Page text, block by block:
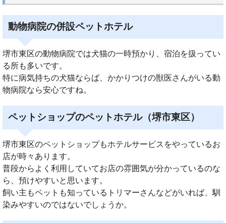
動物病院の併設ペットホテル
堺市東区の動物病院では犬猫の一時預かり、宿泊を扱ってい
る所も多いです。
特に病気持ちの犬猫ならば、かかりつけの獣医さんがいる動
物病院なら安心ですね。
ペットショップのペットホテル（堺市東区）
堺市東区のペットショップもホテルサービスをやっているお
店が時々あります。
普段からよく利用していてお店の雰囲気が分かっているのな
ら、預けやすいと思います。
飼い主もペットも知っているトリマーさんなどがいれば、馴
染みやすいのではないでしょうか。